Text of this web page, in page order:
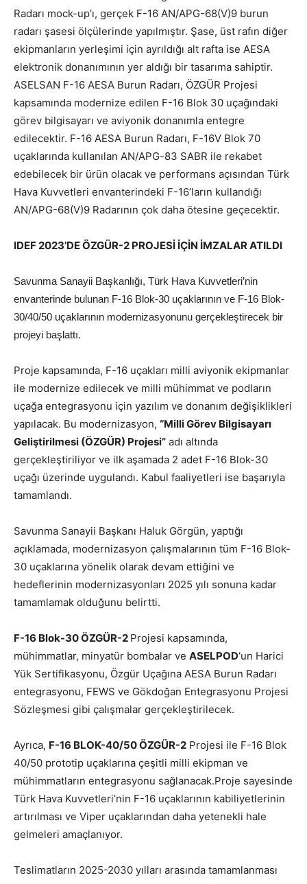
Radarı mock-up’ı, gerçek F-16 AN/APG-68(V)9 burun
radarı şasesi ölçülerinde yapılmıştır. Şase, üst rafın diğer
ekipmanların yerleşimi için ayrıldığı alt rafta ise AESA
elektronik donanımının yer aldığı bir tasarıma sahiptir.
ASELSAN F-16 AESA Burun Radarı, ÖZGÜR Projesi
kapsamında modernize edilen F-16 Blok 30 uçağındaki
görev bilgisayarı ve aviyonik donanımla entegre
edilecektir. F-16 AESA Burun Radarı, F-16V Blok 70
uçaklarında kullanılan AN/APG-83 SABR ile rekabet
edebilecek bir ürün olacak ve performans açısından Türk
Hava Kuvvetleri envanterindeki F-16’ların kullandığı
AN/APG-68(V)9 Radarının çok daha ötesine geçecektir.
IDEF 2023’DE ÖZGÜR-2 PROJESİ İÇİN İMZALAR ATILDI
Savunma Sanayii Başkanlığı, Türk Hava Kuvvetleri’nin
envanterinde bulunan F-16 Blok-30 uçaklarının ve F-16 Blok-
30/40/50 uçaklarının modernizasyonunu gerçekleştirecek bir
projeyi başlattı.
Proje kapsamında, F-16 uçakları milli aviyonik ekipmanlar
ile modernize edilecek ve milli mühimmat ve podların
uçağa entegrasyonu için yazılım ve donanım değişiklikleri
yapılacak. Bu modernizasyon, “Milli Görev Bilgisayarı
Geliştirilmesi (ÖZGÜR) Projesi” adı altında
gerçekleştiriliyor ve ilk aşamada 2 adet F-16 Blok-30
uçağı üzerinde uygulandı. Kabul faaliyetleri ise başarıyla
tamamlandı.
Savunma Sanayii Başkanı Haluk Görgün, yaptığı
açıklamada, modernizasyon çalışmalarının tüm F-16 Blok-
30 uçaklarına yönelik olarak devam ettiğini ve
hedeflerinin modernizasyonları 2025 yılı sonuna kadar
tamamlamak olduğunu belirtti.
F-16 Blok-30 ÖZGÜR-2 Projesi kapsamında,
mühimmatlar, minyatür bombalar ve ASELPOD‘un Harici
Yük Sertifikasyonu, Özgür Uçağına AESA Burun Radarı
entegrasyonu, FEWS ve Gökdoğan Entegrasyonu Projesi
Sözleşmesi gibi çalışmalar gerçekleştirilecek.
Ayrıca, F-16 BLOK-40/50 ÖZGÜR-2 Projesi ile F-16 Blok
40/50 prototip uçaklarına çeşitli milli ekipman ve
mühimmatların entegrasyonu sağlanacak.Proje sayesinde
Türk Hava Kuvvetleri’nin F-16 uçaklarının kabiliyetlerinin
artırılması ve Viper uçaklarından daha yetenekli hale
gelmeleri amaçlanıyor.
Teslimatların 2025-2030 yılları arasında tamamlanması